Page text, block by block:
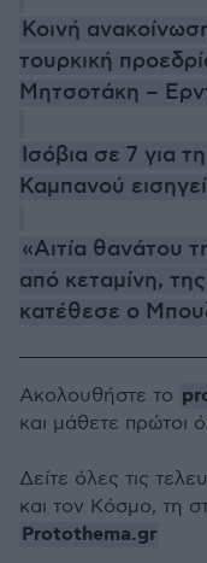
Κοινή
τουρκική
Μητσοτάκη –
Ισόβια σε 7 για
Καμπανού
«Αιτία θανάτου
από κεταμίνη,
κατέθεσε ο
Ακολουθήστε το
και μάθετε πρώτοι
Δείτε όλες τις
και τον Κόσμο, τη
Protothema.gr